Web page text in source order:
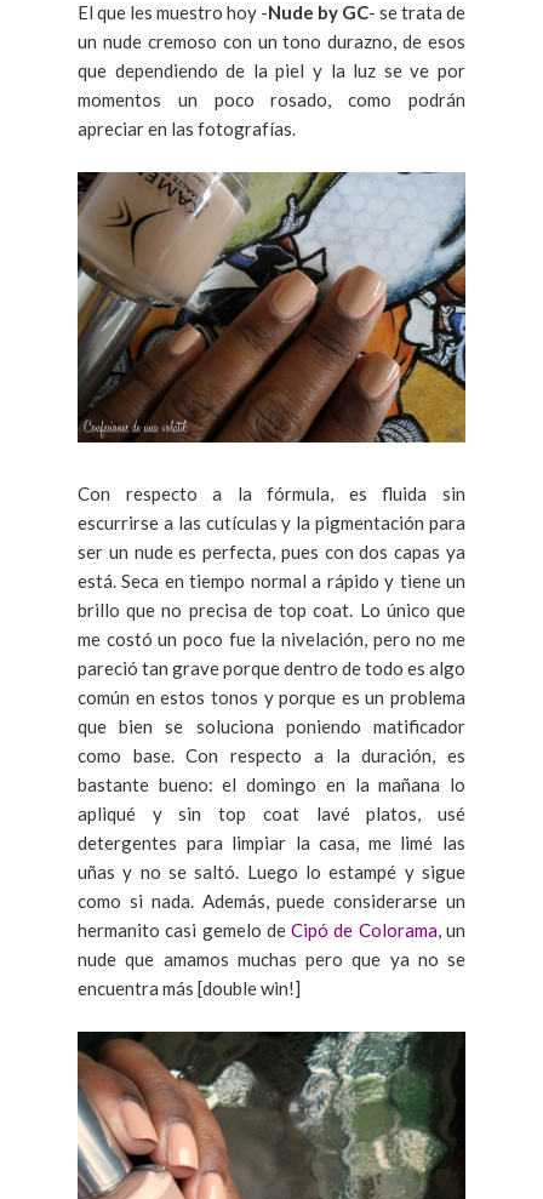
El que les muestro hoy -Nude by GC- se trata de
un nude cremoso con un tono durazno, de esos
que dependiendo de la piel y la luz se ve por
momentos un poco rosado, como podrán
apreciar en las fotografías.
Con respecto a la fórmula, es fluida sin
escurrirse a las cutículas y la pigmentación para
ser un nude es perfecta, pues con dos capas ya
está. Seca en tiempo normal a rápido y tiene un
brillo que no precisa de top coat. Lo único que
me costó un poco fue la nivelación, pero no me
pareció tan grave porque dentro de todo es algo
común en estos tonos y porque es un problema
que bien se soluciona poniendo matificador
como base. Con respecto a la duración, es
bastante bueno: el domingo en la mañana lo
apliqué y sin top coat lavé platos, usé
detergentes para limpiar la casa, me limé las
uñas y no se saltó. Luego lo estampé y sigue
como si nada. Además, puede considerarse un
hermanito casi gemelo deCipó de Colorama, un
nude que amamos muchas pero que ya no se
encuentra más [double win!]